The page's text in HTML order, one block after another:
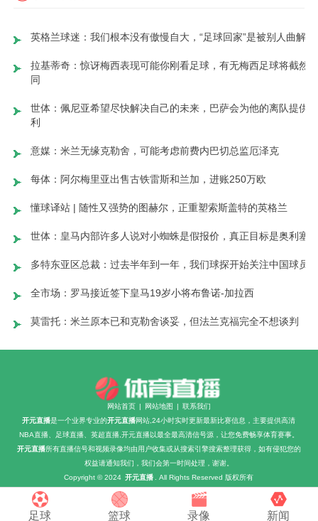
英格兰球迷：我们根本没有傲慢自大，“足球回家”是被别人曲解了
拉基蒂奇：惊讶梅西表现可能你刚看足球，有无梅西足球将截然不
同
世体：佩尼亚希望尽快解决自己的未来，巴萨会为他的离队提供便
利
意媒：米兰无缘克勒舍，可能考虑前费内巴切总监厄泽克
每体：阿尔梅里亚出售古铁雷斯和兰加，进账250万欧
懂球译站 | 随性又强势的图赫尔，正重塑索斯盖特的英格兰
世体：皇马内部许多人说对小蜘蛛是假报价，真正目标是奥利塞
多特东亚区总裁：过去半年到一年，我们球探开始关注中国球员
全市场：罗马接近签下皇马19岁小将布鲁诺-加拉西
莫雷托：米兰原本已和克勒舍谈妥，但法兰克福完全不想谈判
网站首页 | 网站地图 | 联系我们
开元直播是一个业界专业的开元直播网站,24小时实时更新最新比赛信息，主要提供高清
NBA直播、足球直播、英超直播,开元直播以最全最高清信号源，让您免费畅享体育赛事。
开元直播所有直播信号和视频录像均由用户收集或从搜索引擎搜索整理获得，如有侵犯您的
权益请通知我们，我们会第一时间处理，谢谢。
Copyright © 2024 开元直播 . All Rights Reserved 版权所有
足球 篮球 录像 新闻